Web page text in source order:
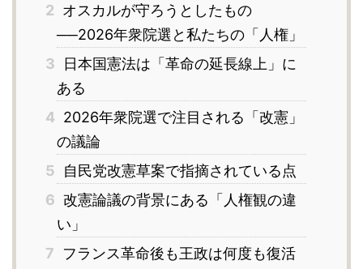
2 オスカルが守ろうとしたもの
──2026年衆院選と私たちの「人権」
3
日本国憲法は「革命の延長線上」に
ある
4 2026年衆院選で注目される「改憲」
の議論
5
自民党改憲草案で指摘されている点
6 改憲論議の背景にある「人権観の違
い」
7
フランス革命後も王政は何度も復活